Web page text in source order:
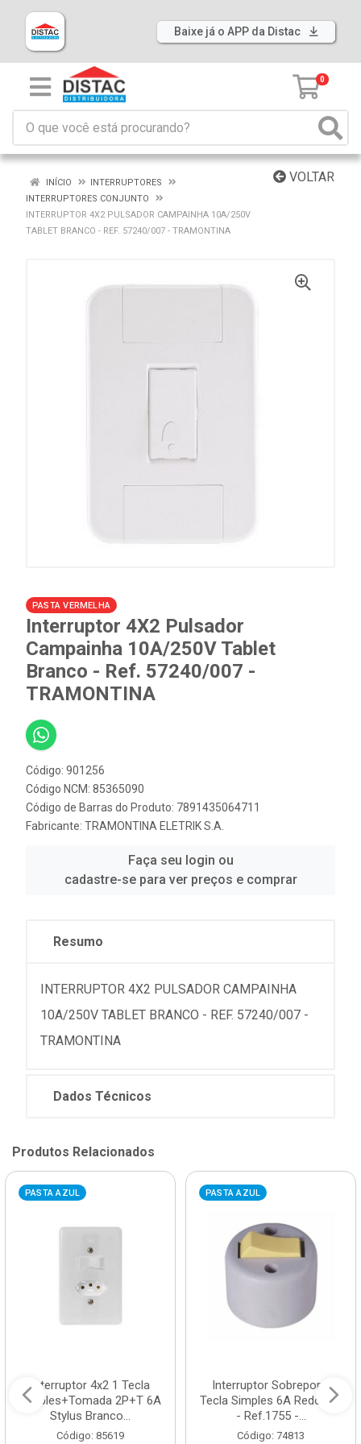
Baixe já o APP da Distac
0
VOLTAR
INÍCIO
INTERRUPTORES
INTERRUPTORES CONJUNTO
INTERRUPTOR 4X2 PULSADOR CAMPAINHA 10A/250V
TABLET BRANCO - REF. 57240/007 - TRAMONTINA
PASTA VERMELHA
Interruptor 4X2 Pulsador
Campainha 10A/250V Tablet
Branco - Ref. 57240/007 -
TRAMONTINA
Código: 901256
Código NCM: 85365090
Código de Barras do Produto: 7891435064711
Fabricante: TRAMONTINA ELETRIK S.A.
Faça seu login ou
cadastre-se para ver preços e comprar
Resumo
INTERRUPTOR 4X2 PULSADOR CAMPAINHA
10A/250V TABLET BRANCO - REF. 57240/007 -
TRAMONTINA
Dados Técnicos
Produtos Relacionados
PASTA AZUL
Interruptor 4x2 1 Tecla
Simples+Tomada 2P+T 6A
Stylus Branco...
Código: 85619
PASTA AZUL
Interruptor Sobrepor 1
Tecla Simples 6A Redondo
- Ref.1755 -...
Código: 74813